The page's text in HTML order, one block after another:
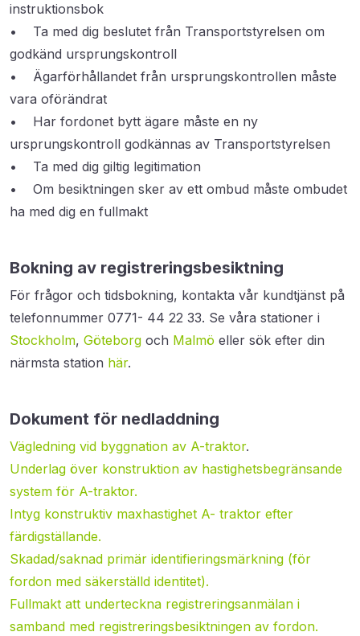
instruktionsbok
• Ta med dig beslutet från Transportstyrelsen om
godkänd ursprungskontroll
• Ägarförhållandet från ursprungskontrollen måste
vara oförändrat
• Har fordonet bytt ägare måste en ny
ursprungskontroll godkännas av Transportstyrelsen
• Ta med dig giltig legitimation
• Om besiktningen sker av ett ombud måste ombudet
ha med dig en fullmakt
Bokning av registreringsbesiktning
För frågor och tidsbokning, kontakta vår kundtjänst på
telefonnummer 0771- 44 22 33. Se våra stationer i
Stockholm, Göteborg och Malmö eller sök efter din
närmsta station här.
Dokument för nedladdning
Vägledning vid byggnation av A-traktor.
Underlag över konstruktion av hastighetsbegränsande
system för A-traktor.
Intyg konstruktiv maxhastighet A- traktor efter
färdigställande.
Skadad/saknad primär identifieringsmärkning (för
fordon med säkerställd identitet).
Fullmakt att underteckna registreringsanmälan i
samband med registreringsbesiktningen av fordon.